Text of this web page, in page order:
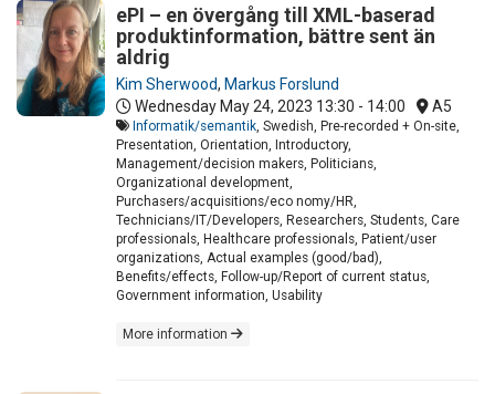
ePI – en övergång till XML-baserad
produktinformation, bättre sent än
aldrig
Kim Sherwood, Markus Forslund
Wednesday May 24, 2023 13:30 - 14:00 A5
Informatik/semantik , Swedish, Pre-recorded + On-site,
Presentation, Orientation, Introductory,
Management/decision makers, Politicians,
Organizational development,
Purchasers/acquisitions/eco nomy/HR,
Technicians/IT/Developers, Researchers, Students, Care
professionals, Healthcare professionals, Patient/user
organizations, Actual examples (good/bad),
Benefits/effects, Follow-up/Report of current status,
Government information, Usability
More information